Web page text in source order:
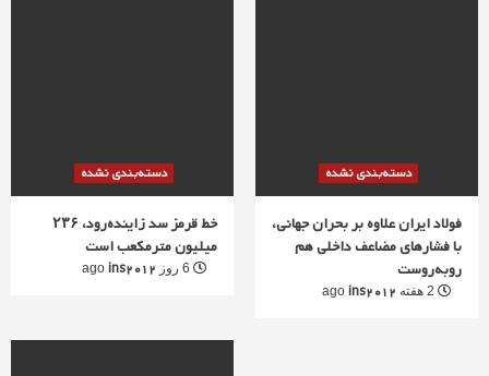
دسته‌بندی نشده
خط قرمز سد زاینده‌رود، ۲۳۶
میلیون مترمکعب است
ins2012
دسته‌بندی نشده
فولاد ایران علاوه بر بحران جهانی،
با فشارهای مضاعف داخلی هم
روبه‌روست
ins2012